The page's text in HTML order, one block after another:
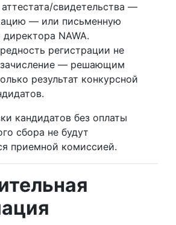
свидетельства —
— или письменную
директора NAWA.
регистрации не
зачисление — решающим
результат конкурсной
кандидатов без оплаты
сбора не будут
приемной комиссией.